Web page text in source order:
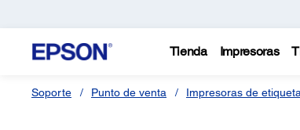
Tienda Impresoras
Soporte Punto de venta Impresoras de